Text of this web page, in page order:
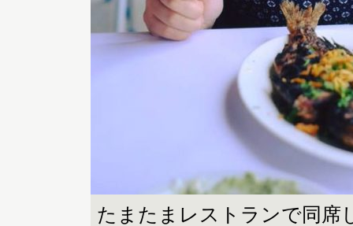
たまたまレストランで同席